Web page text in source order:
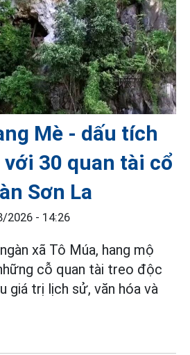
Mè - dấu tích
30 quan tài cổ
Sơn La
2026 - 14:26
xã Tô Múa, hang mộ
cỗ quan tài treo độc
giá trị lịch sử, văn hóa và